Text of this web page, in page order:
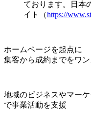
ております。日本
イト（https://
ホームページを起点に
集客から成約までをワ
地域のビジネスやマー
で事業活動を支援